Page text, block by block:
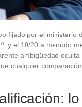
fijado por el ministerio
y el 10/20 a menudo
ambigüedad oculta
cualquier